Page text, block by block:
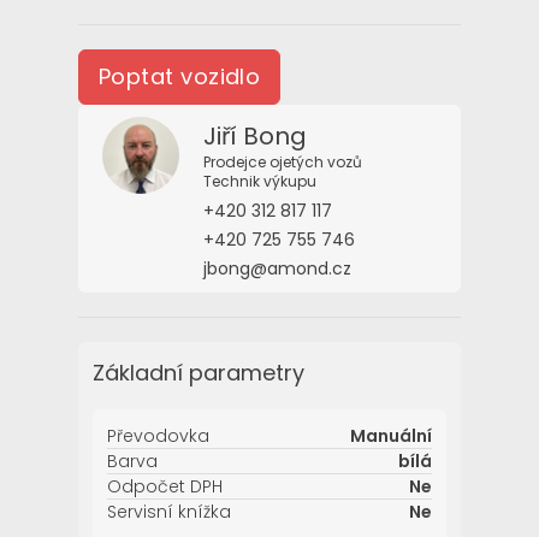
Poptat vozidlo
Poptat vozidlo
Jiří Bong
Prodejce ojetých vozů
Technik výkupu
+420 312 817 117
+420 725 755 746
jbong@amond.cz
Základní parametry
Převodovka
Manuální
Barva
bílá
Odpočet DPH
Ne
Servisní knížka
Ne